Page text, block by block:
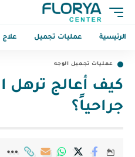
الرئيسية عمليات تجميل
عمليات تجميل الوجه
كيف أعالج ترهل
جراحياً؟